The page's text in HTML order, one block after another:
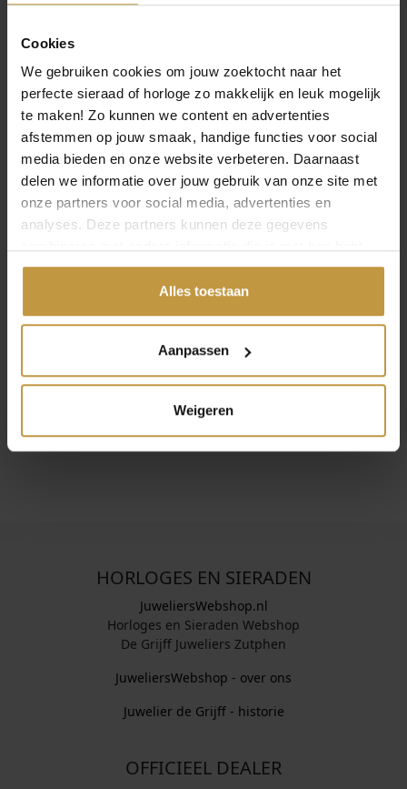
Cookies
We gebruiken cookies om jouw zoektocht naar het
perfecte sieraad of horloge zo makkelijk en leuk mogelijk
te maken! Zo kunnen we content en advertenties
afstemmen op jouw smaak, handige functies voor social
media bieden en onze website verbeteren. Daarnaast
delen we informatie over jouw gebruik van onze site met
onze partners voor social media, advertenties en
analyses. Deze partners kunnen deze gegevens
gedeeld of die ze hebben verzameld via jouw gebruik van
Alles toestaan
Aanpassen
Weigeren
INFORMATIE OVER BOCCIA
Boccia ontwerpt horloges en sieraden van zuiver
titanium. Dat maakt ze sterk, licht en comfortabel om te
dragen. De tijdloze ontwerpen en hoge kwaliteit passen
bij elke stijl en gelegenheid. Perfect voor wie houdt van
stijl en draaggemak.
HORLOGES EN SIERADEN
JuweliersWebshop.nl
Horloges en Sieraden Webshop
De Grijff Juweliers Zutphen
JuweliersWebshop - over ons
Juwelier de Grijff - historie
OFFICIEEL DEALER